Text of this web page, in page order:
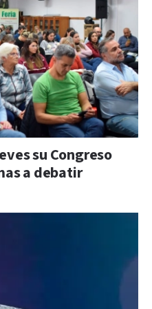
su Congreso
a debatir